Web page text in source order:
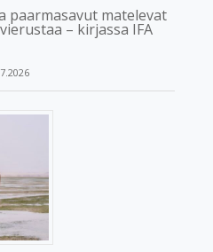
paarmasavut matelevat
– kirjassa IFA